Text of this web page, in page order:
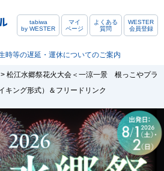
tabiwa
by WESTER
マイ
ページ
よくある
質問
WESTER
会員登録
時等の遅延・運休についてのご案内
> 松江水郷祭花火大会＜一涼一景 根っこやプラ
キング形式）＆フリードリンク